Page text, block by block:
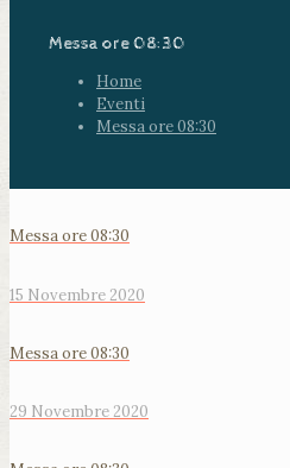
Messa ore 08:30
Home
Eventi
Messa ore 08:30
Messa ore 08:30
15 Novembre 2020
Messa ore 08:30
29 Novembre 2020